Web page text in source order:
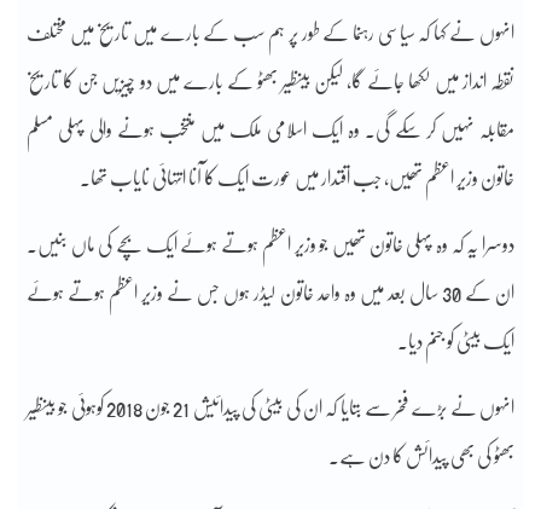
انہوں نے کہا کہ سیاسی رہنما کے طور پر ہم سب کے بارے میں تاریخ میں مختلف
نقطہ انداز میں لکھا جائے گا، لیکن بینظیر بھٹو کے بارے میں دو چیزیں جن کا تاریخ
مقابلہ نہیں کر سکے گی۔ وہ ایک اسلامی ملک میں منتخب ہونے والی پہلی مسلم
خاتون وزیر اعظم تھیں، جب اقتدار میں عورت ایک کا آنا انتہائی نایاب تھا۔
دوسرا یہ کہ وہ پہلی خاتون تھیں جو وزیر اعظم ہوتے ہوئے ایک بچے کی ماں بنیں۔
ان کے 30 سال بعد میں وہ واحد خاتون لیڈر ہوں جس نے وزیر اعظم ہوتے ہوئے
ایک بیٹی کو جنم دیا۔
انہوں نے بڑے فخر سے بتایا کہ ان کی بیٹی کی پیدائیش 21 جون 2018 کوہوئی جو بینظیر
بھٹو کی بھی پیدائش کا دن ہے۔